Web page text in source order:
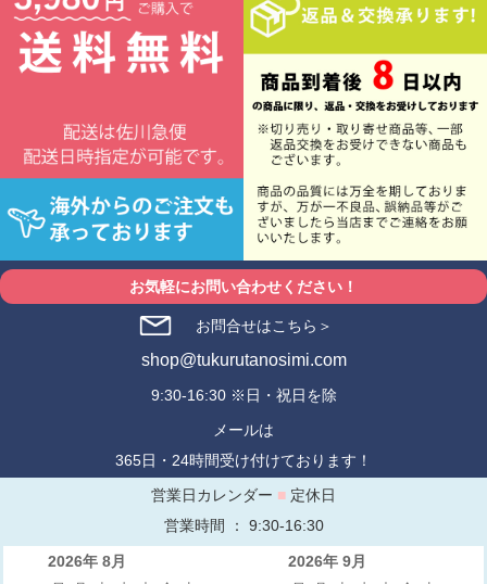
お気軽にお問い合わせください！
お問合せはこちら＞
shop@tukurutanosimi.com
9:30-16:30 ※日・祝日を除
メールは
365日・24時間受け付けております！
営業日カレンダー ■ 定休日
営業時間 ： 9:30-16:30
2026年 8月 2026年 9月